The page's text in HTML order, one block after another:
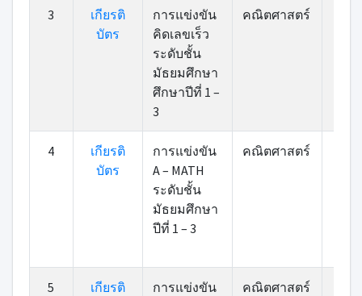
3
เกียรติ
บัตร
การแข่งขัน
คิดเลขเร็ว
ระดับชั้น
มัธยมศึกษา
ศึกษาปีที่ 1 –
3
คณิตศาสตร์
4
เกียรติ
บัตร
การแข่งขัน
A – MATH
ระดับชั้น
มัธยมศึกษา
ปีที่ 1 – 3
คณิตศาสตร์
5
เกียรติ
การแข่งขัน
คณิตศาสตร์